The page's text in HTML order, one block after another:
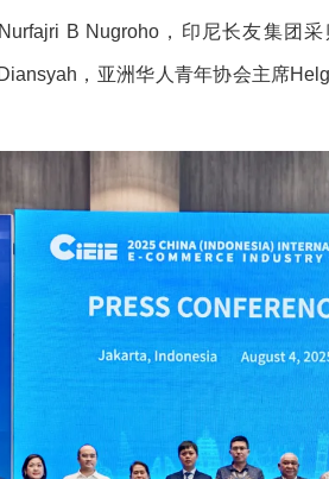
B Nugroho，印尼长友集团
，亚洲华人青年协会主席